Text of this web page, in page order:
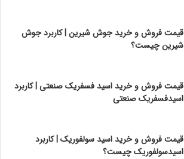
قیمت فروش و خرید جوش شیرین | کاربرد جوش
شیرین چیست؟
قیمت فروش و خرید اسید فسفریک صنعتی | کاربرد
اسیدفسفریک صنعتی
قیمت فروش و خرید اسید سولفوریک | کاربرد
اسیدسولفوریک چیست؟